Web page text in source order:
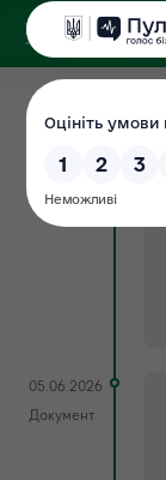
05.06.2026
Документ
05.06.2026
Документ